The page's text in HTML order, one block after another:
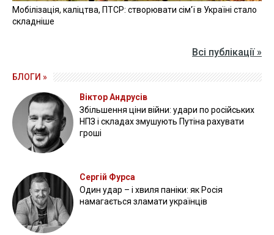
Мобілізація, каліцтва, ПТСР: створювати сім'ї в Україні стало
складніше
Всі публікації »
БЛОГИ »
Віктор Андрусів
Збільшення ціни війни: удари по російських
НПЗ і складах змушують Путіна рахувати
гроші
Сергій Фурса
Один удар – і хвиля паніки: як Росія
намагається зламати українців